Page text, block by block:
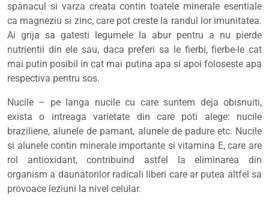
spanacul si varza creata contin toatele minerale esentiale
ca magneziu si zinc, care pot creste la randul lor imunitatea.
Ai grija sa gatesti legumele la abur pentru a nu pierde
nutrientii din ele sau, daca preferi sa le fierbi, fierbe-le cat
mai putin posibil in cat mai putina apa si apoi foloseste apa
respectiva pentru sos.
Nucile – pe langa nucile cu care suntem deja obisnuiti,
exista o intreaga varietate din care poti alege: nucile
braziliene, alunele de pamant, alunele de padure etc. Nucile
si alunele contin minerale importante si vitamina E, care are
rol antioxidant, contribuind astfel la eliminarea din
organism a daunatorilor radicali liberi care ar putea altfel sa
provoace leziuni la nivel celular.